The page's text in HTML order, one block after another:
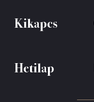
Kikapcs
Hetilap